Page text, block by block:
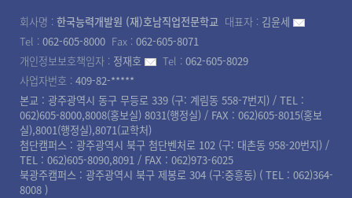
회사명 : 한국능력개발원 (재)호남직업전문학교 대표자 : 김윤세
Tel : 062-605-8000 Fax : 062-605-8071
개인정보보호책임자 : 정재호 Tel : 062-605-8029
사업자번호 : 409-82-*****
본교 : 광주광역시 동구 무등로 339 (구: 계림동 558-7번지) / TEL :
062)605-8000,8008(홍보실) 8031(행정실) / FAX : 062)605-8015(홍보
실),8001(행정실),8071(교학처)
첨단캠퍼스 : 광주광역시 북구 첨단벤처로 102 (구: 대촌동 958-20번지) /
TEL : 062)605-8090,8091 / FAX : 062)973-6025
북광주캠퍼스 : 광주광역시 북구 제봉로 304 (구:중흥동) ( TEL : 062)364-
8008 )